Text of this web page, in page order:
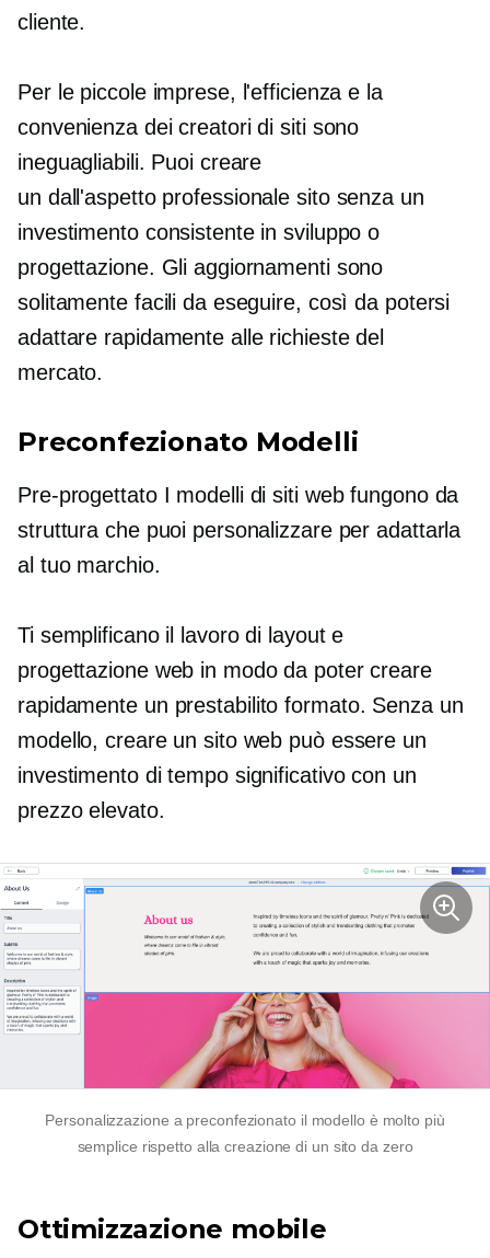
cliente.
Per le piccole imprese, l'efficienza e la
convenienza dei creatori di siti sono
ineguagliabili. Puoi creare
un dall'aspetto professionale sito senza un
investimento consistente in sviluppo o
progettazione. Gli aggiornamenti sono
solitamente facili da eseguire, così da potersi
adattare rapidamente alle richieste del
mercato.
Preconfezionato Modelli
Pre-progettatoI modelli di siti web fungono da
struttura che puoi personalizzare per adattarla
al tuo marchio.
Ti semplificano il lavoro di layout e
progettazione web in modo da poter creare
rapidamente un prestabilito formato. Senza un
modello, creare un sito web può essere un
investimento di tempo significativo con un
prezzo elevato.
Personalizzazione a preconfezionato il modello è molto più
semplice rispetto alla creazione di un sito da zero
Ottimizzazione mobile